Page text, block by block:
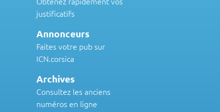
justificatifs
Annonceurs
Faites votre pub sur
ICN.corsica
Archives
Consultez les anciens
numéros en ligne